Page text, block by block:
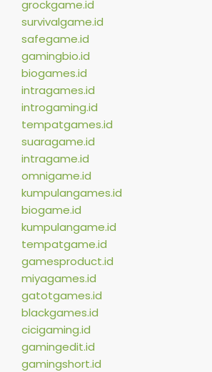
grockgame.id
survivalgame.id
safegame.id
gamingbio.id
biogames.id
intragames.id
introgaming.id
tempatgames.id
suaragame.id
intragame.id
omnigame.id
kumpulangames.id
biogame.id
kumpulangame.id
tempatgame.id
gamesproduct.id
miyagames.id
gatotgames.id
blackgames.id
cicigaming.id
gamingedit.id
gamingshort.id